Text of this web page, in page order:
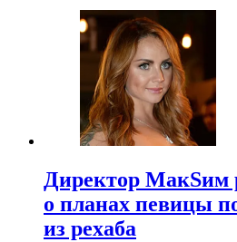
Директор МакSим
о планах певицы
из рехаба